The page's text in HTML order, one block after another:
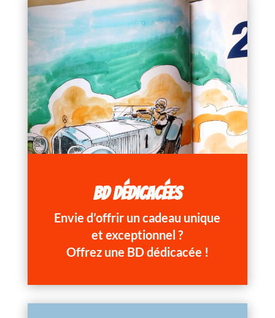
BD DÉDICACÉES
Envie d’offrir un cadeau unique
et exceptionnel ?
Offrez une BD dédicacée !